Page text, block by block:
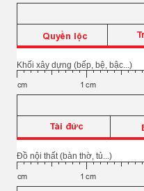
Khối xây dựng (bếp, bệ, bậc...)
Đồ nội thất (bàn thờ, tủ...)